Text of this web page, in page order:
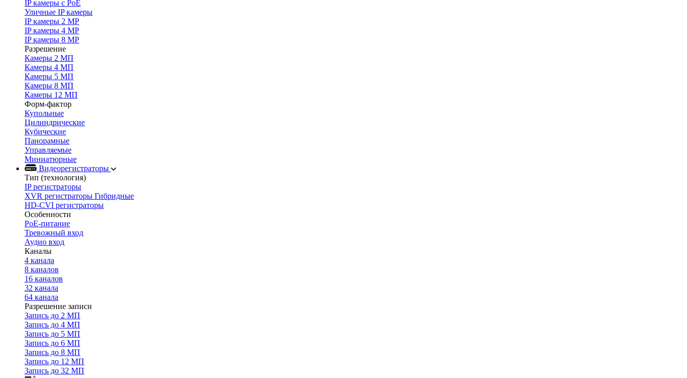
IP камеры с PoE
Уличные IP камеры
IP камеры 2 MP
IP камеры 4 MP
IP камеры 8 MP
Разрешение
Камеры 2 МП
Камеры 4 МП
Камеры 5 МП
Камеры 8 МП
Камеры 12 МП
Форм-фактор
Купольные
Цилиндрические
Кубические
Панорамные
Управляемые
Миниатюрные
Видеорегистраторы
Тип (технология)
IP регистраторы
XVR регистраторы Гибридные
HD-CVI регистраторы
Особенности
PoE-питание
Тревожный вход
Аудио вход
Каналы
4 канала
8 каналов
16 каналов
32 канала
64 канала
Разрешение записи
Запись до 2 МП
Запись до 4 МП
Запись до 5 МП
Запись до 6 МП
Запись до 8 МП
Запись до 12 МП
Запись до 32 МП